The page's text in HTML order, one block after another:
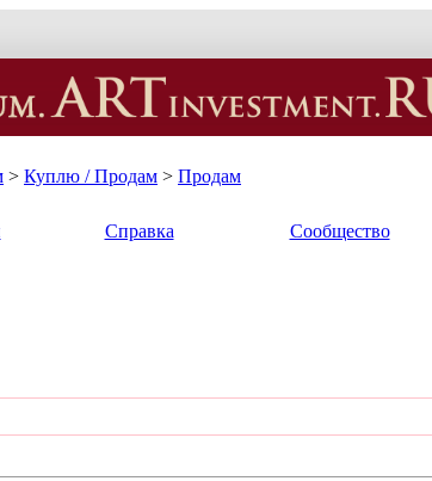
> Куплю / Продам > Продам
Справка Сообщество